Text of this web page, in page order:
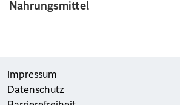
Nahrungsmittel
Impressum
Datenschutz